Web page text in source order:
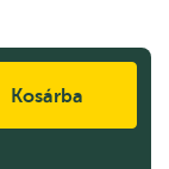
Kosárba